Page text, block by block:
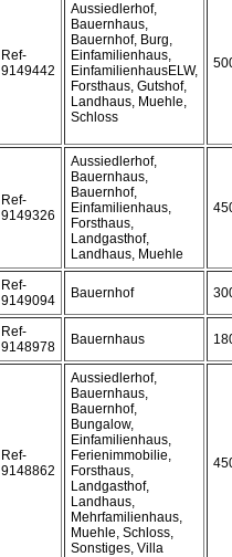
Ref-
9149442
Aussiedlerhof,
Bauernhaus,
Bauernhof, Burg,
Einfamilienhaus,
EinfamilienhausELW,
Forsthaus, Gutshof,
Landhaus, Muehle,
Schloss
Ref-
9149326
Aussiedlerhof,
Bauernhaus,
Bauernhof,
Einfamilienhaus,
Forsthaus,
Landgasthof,
Landhaus, Muehle
Ref-
9149094
Bauernhof
Ref-
9148978
Bauernhaus
Ref-
9148862
Aussiedlerhof,
Bauernhaus,
Bauernhof,
Bungalow,
Einfamilienhaus,
Ferienimmobilie,
Forsthaus,
Landgasthof,
Landhaus,
Mehrfamilienhaus,
Muehle, Schloss,
Sonstiges, Villa